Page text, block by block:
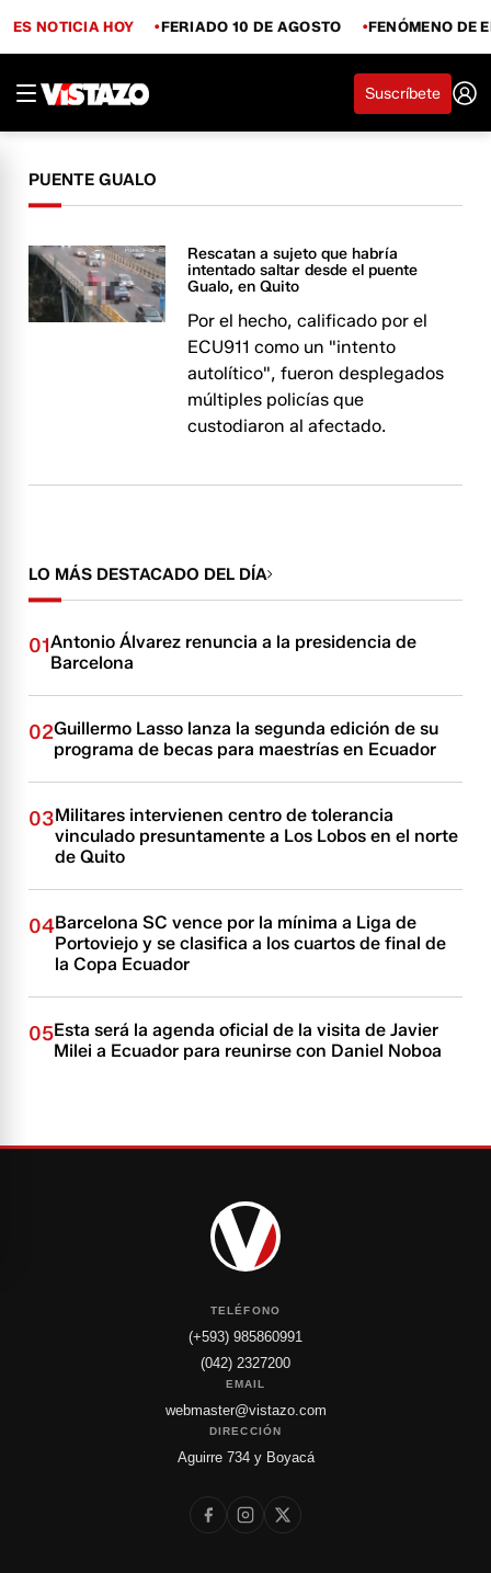
ES NOTICIA HOY FERIADO 10 DE AGOSTO FENÓMENO DE
Suscríbete
PUENTE GUALO
Rescatan a sujeto que habría
intentado saltar desde el puente
Gualo, en Quito
Por el hecho, calificado por el
ECU911 como un "intento
autolítico", fueron desplegados
múltiples policías que
custodiaron al afectado.
LO MÁS DESTACADO DEL DÍA
01Antonio Álvarez renuncia a la presidencia de
Barcelona
02Guillermo Lasso lanza la segunda edición de su
programa de becas para maestrías en Ecuador
03Militares intervienen centro de tolerancia
vinculado presuntamente a Los Lobos en el norte
de Quito
04Barcelona SC vence por la mínima a Liga de
Portoviejo y se clasifica a los cuartos de final de
la Copa Ecuador
05Esta será la agenda oficial de la visita de Javier
Milei a Ecuador para reunirse con Daniel Noboa
TELÉFONO
(+593) 985860991
(042) 2327200
EMAIL
webmaster@vistazo.com
DIRECCIÓN
Aguirre 734 y Boyacá